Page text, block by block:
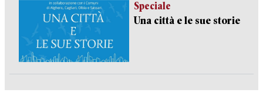
Speciale
Una città e le sue storie